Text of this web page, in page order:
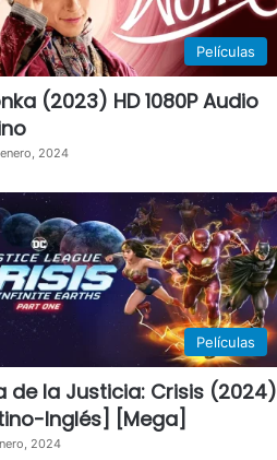
Películas
(2023) HD 1080P Audio
2024
Películas
de la Justicia: Crisis (2024)
Inglés] [Mega]
2024